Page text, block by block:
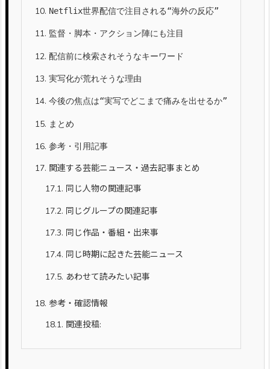
10. Netflix世界配信で注目される“海外の反応”
11. 監督・脚本・アクション陣にも注目
12. 配信前に検索されそうなキーワード
13. 実写化が荒れそうな理由
14. 今後の焦点は“実写でどこまで痛みを出せるか”
15. まとめ
16. 参考・引用記事
17. 関連する芸能ニュース・過去記事まとめ
17.1. 同じ人物の関連記事
17.2. 同じグループの関連記事
17.3. 同じ作品・番組・出来事
17.4. 同じ時期に起きた芸能ニュース
17.5. あわせて読みたい記事
18. 参考・確認情報
18.1. 関連投稿: